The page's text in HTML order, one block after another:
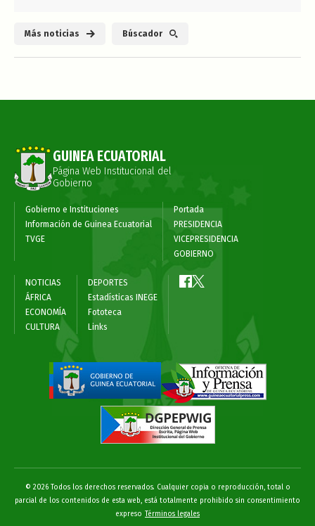
Más noticias Búscador
GUINEA ECUATORIAL
Página Web Institucional del
Gobierno
Gobierno e Instituciones
Información de Guinea Ecuatorial
TVGE
Portada
PRESIDENCIA
VICEPRESIDENCIA
GOBIERNO
NOTICIAS
ÁFRICA
ECONOMÍA
CULTURA
DEPORTES
Estadísticas INEGE
Fototeca
Links
© 2026 Todos los derechos reservados. Cualquier copia o reproducción, total o
parcial de los contenidos de esta web, está totalmente prohibido sin consentimiento
expreso Términos legales